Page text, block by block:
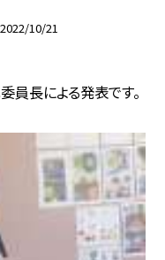
2022/10/21
員長による発表です。